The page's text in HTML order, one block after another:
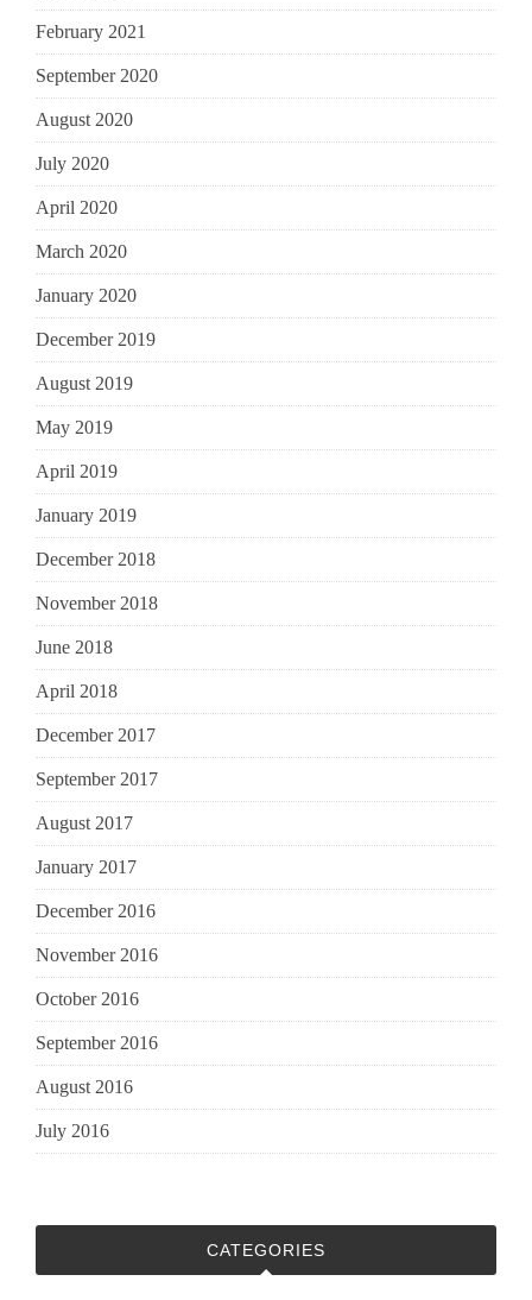
February 2021
September 2020
August 2020
July 2020
April 2020
March 2020
January 2020
December 2019
August 2019
May 2019
April 2019
January 2019
December 2018
November 2018
June 2018
April 2018
December 2017
September 2017
August 2017
January 2017
December 2016
November 2016
October 2016
September 2016
August 2016
July 2016
CATEGORIES